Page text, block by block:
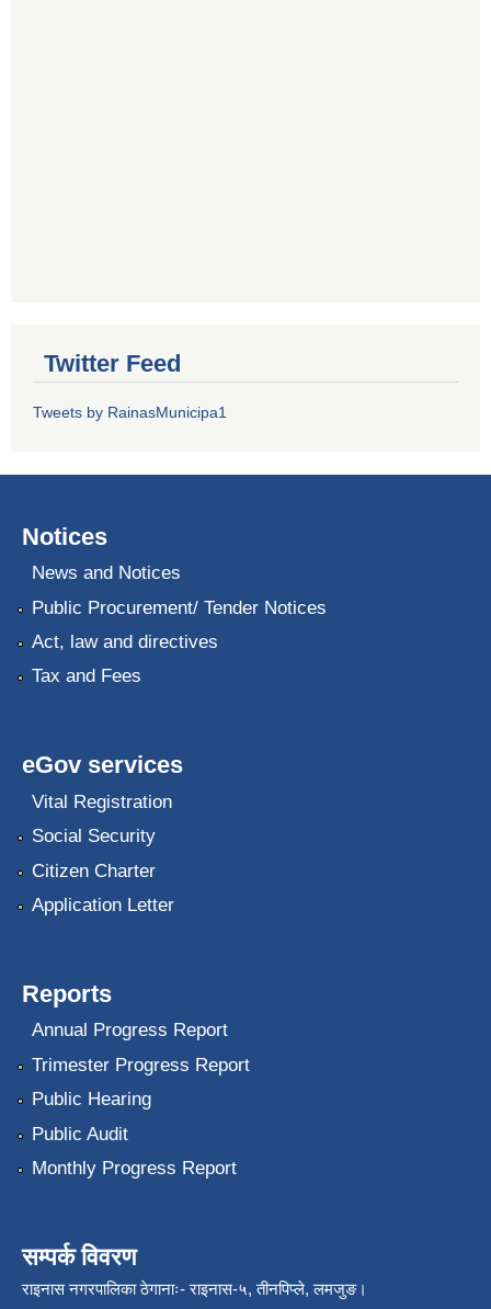
Twitter Feed
Tweets by RainasMunicipa1
Notices
News and Notices
Public Procurement/ Tender Notices
Act, law and directives
Tax and Fees
eGov services
Vital Registration
Social Security
Citizen Charter
Application Letter
Reports
Annual Progress Report
Trimester Progress Report
Public Hearing
Public Audit
Monthly Progress Report
सम्पर्क विवरण
राइनास नगरपालिका ठेगानाः- राइनास-५, तीनपिप्ले, लमजुङ।